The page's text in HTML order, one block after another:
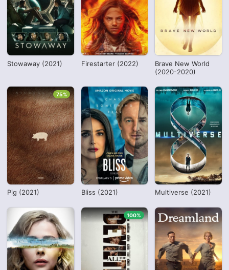
Stowaway (2021) Firestarter (2022)
Brave New World
(2020-2020)
Pig (2021)
75%
Bliss (2021) Multiverse (2021)
100%